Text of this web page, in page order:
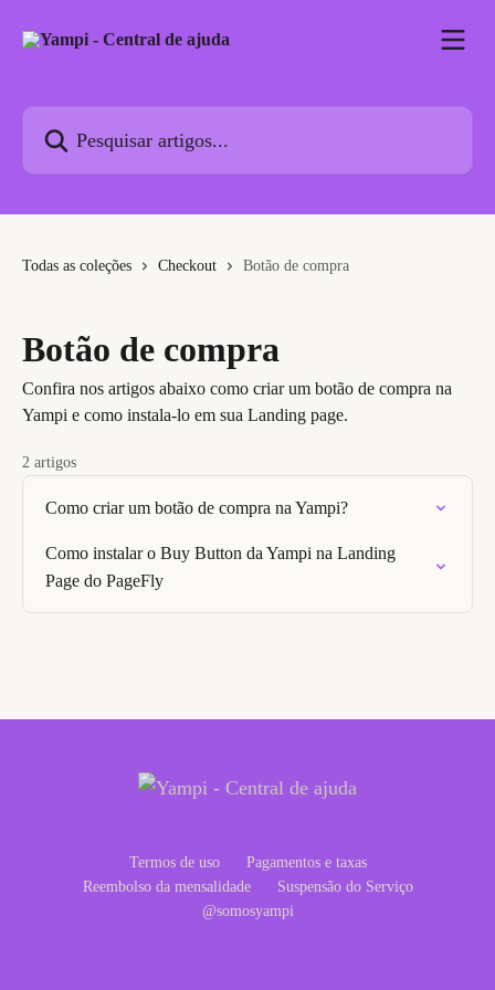
Todas as coleções Checkout Botão de compra
Botão de compra
Confira nos artigos abaixo como criar um botão de compra na
Yampi e como instala-lo em sua Landing page.
2 artigos
Como criar um botão de compra na Yampi?
Como instalar o Buy Button da Yampi na Landing
Page do PageFly
Termos de uso
Pagamentos e taxas
Reembolso da mensalidade
Suspensão do Serviço
@somosyampi